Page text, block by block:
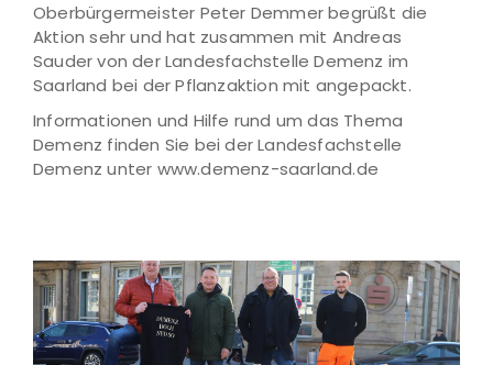
Oberbürgermeister Peter Demmer begrüßt die
Aktion sehr und hat zusammen mit Andreas
Sauder von der Landesfachstelle Demenz im
Saarland bei der Pflanzaktion mit angepackt.
Informationen und Hilfe rund um das Thema
Demenz finden Sie bei der Landesfachstelle
Demenz unter www.demenz-saarland.de